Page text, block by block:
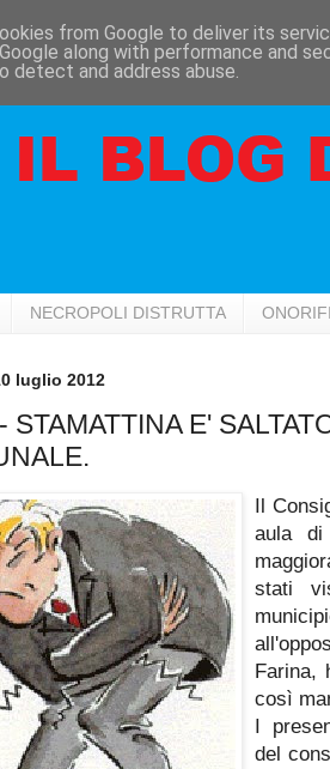
NECROPOLI DISTRUTTA
luglio 2012
STAMATTINA E'
Il
aula di
stati
Farina,
così
I
del
from Google to deliver its
along with performance and
detect and address abuse.